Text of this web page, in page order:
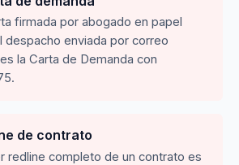
firmada por abogado en papel
despacho enviada por correo
la Carta de Demanda con
de contrato
redline completo de un contrato es